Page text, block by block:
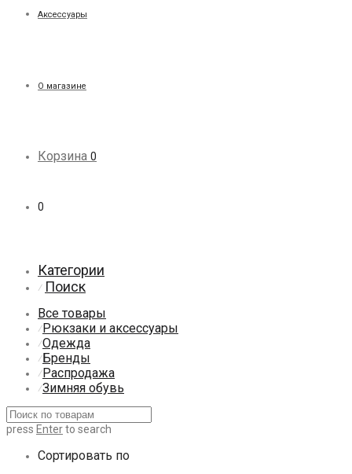
Аксессуары
О магазине
Корзина 0
0
Категории
⁄ Поиск
Все товары
⁄Рюкзаки и аксессуары
⁄Одежда
⁄Бренды
⁄Распродажа
⁄Зимняя обувь
press Enterto search
Сортировать по